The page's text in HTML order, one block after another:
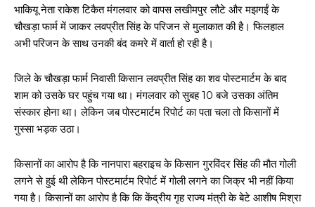
भाकियू नेता राकेश टिकैत मंगलवार को वापस लखीमपुर लौटे और मझगईं के
चौखड़ा फार्म में जाकर लवप्रीत सिंह के परिजन से मुलाकात की है। फिलहाल
अभी परिजन के साथ उनकी बंद कमरे में वार्ता हो रही है।
जिले के चौखड़ा फार्म निवासी किसान लवप्रीत सिंह का शव पोस्टमार्टम के बाद
शाम को उसके घर पहुंच गया था। मंगलवार को सुबह 10 बजे उसका अंतिम
संस्कार होना था। लेकिन जब पोस्टमार्टम रिपोर्ट का पता चला तो किसानों में
गुस्सा भड़क उठा।
किसानों का आरोप है कि नानपारा बहराइच के किसान गुरविंदर सिंह की मौत गोली
लगने से हुई थी लेकिन पोस्टमार्टम रिपोर्ट में गोली लगने का जिक्र भी नहीं किया
गया है। किसानों का आरोप है कि कि केंद्रीय गृह राज्य मंत्री के बेटे आशीष मिश्रा